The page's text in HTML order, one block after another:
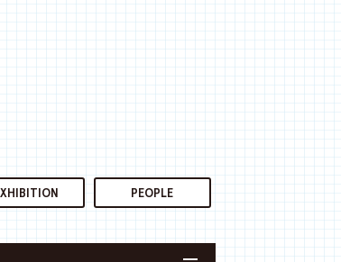
PEOPLE